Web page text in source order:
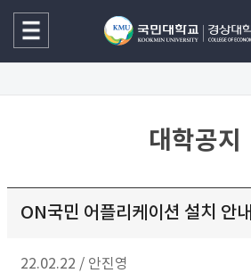
대학공지
ON국민 어플리케이션 설치 안내
22.02.22 / 안진영